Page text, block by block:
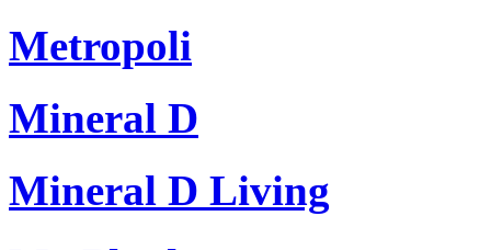
Metropoli
Mineral D
Mineral D Living